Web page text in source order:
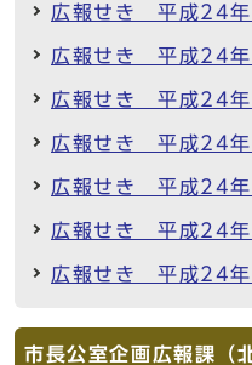
広報せき 平成24
広報せき 平成24
広報せき 平成24
広報せき 平成24
広報せき 平成24
広報せき 平成24
広報せき 平成24
市長公室企画広報課（